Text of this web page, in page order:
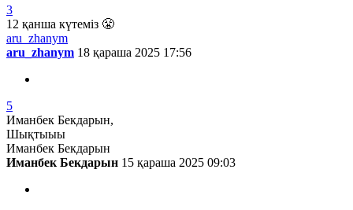
3
12 қанша күтеміз 😤
aru_zhanym
aru_zhanym 18 қараша 2025 17:56
5
Иманбек Бекдарын,
Шықтыыы
Иманбек Бекдарын
Иманбек Бекдарын 15 қараша 2025 09:03